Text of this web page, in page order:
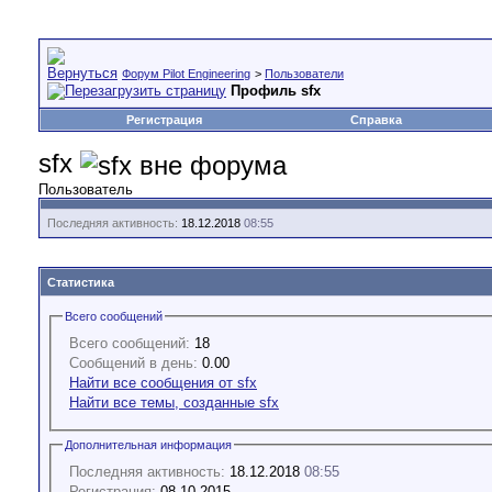
Форум Pilot Engineering > Пользователи
Профиль sfx
Регистрация Справка
sfx
Пользователь
Последняя активность: 18.12.2018 08:55
Статистика
Всего сообщений
Всего сообщений: 18
Сообщений в день: 0.00
Найти все сообщения от sfx
Найти все темы, созданные sfx
Дополнительная информация
Последняя активность: 18.12.2018 08:55